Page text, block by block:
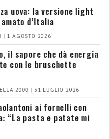
uova: la versione light
d’Italia
| 1 AGOSTO 2026
il sapore che dà energia
con le bruschette
2000 | 31 LUGLIO 2026
ai fornelli con
“La pasta e patate mi